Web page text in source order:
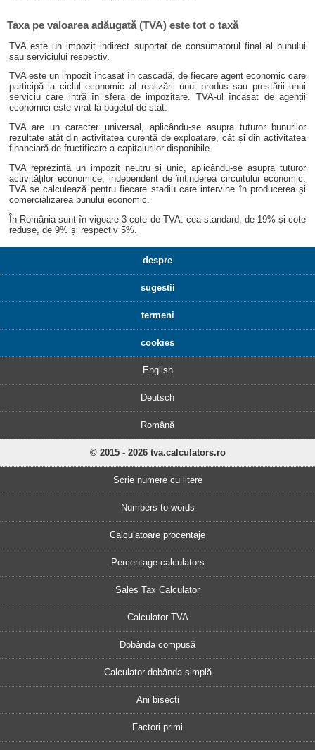
Taxa pe valoarea adăugată (TVA) este tot o taxă
TVA este un impozit indirect suportat de consumatorul final al bunului
sau serviciului respectiv.
TVA este un impozit încasat în cascadă, de fiecare agent economic care
participă la ciclul economic al realizării unui produs sau prestării unui
serviciu care intră în sfera de impozitare. TVA-ul încasat de agenții
economici este virat la bugetul de stat.
TVA are un caracter universal, aplicându-se asupra tuturor bunurilor
rezultate atât din activitatea curentă de exploatare, cât și din activitatea
financiară de fructificare a capitalurilor disponibile.
TVA reprezintă un impozit neutru și unic, aplicându-se asupra tuturor
activităților economice, independent de întinderea circuitului economic.
TVA se calculează pentru fiecare stadiu care intervine în producerea și
comercializarea bunului economic.
În România sunt în vigoare 3 cote de TVA: cea standard, de 19% și cote
reduse, de 9% și respectiv 5%.
despre
sugestii
termeni
cookies
English
Deutsch
Română
© 2015 - 2026 tva.calculators.ro
Scrie numere cu litere
Numbers to words
Calculatoare procentaje
Percentage calculators
Sales Tax Calculator
Calculator TVA
Dobânda compusă
Calculator dobânda simplă
Ani bisecți
Factori primi